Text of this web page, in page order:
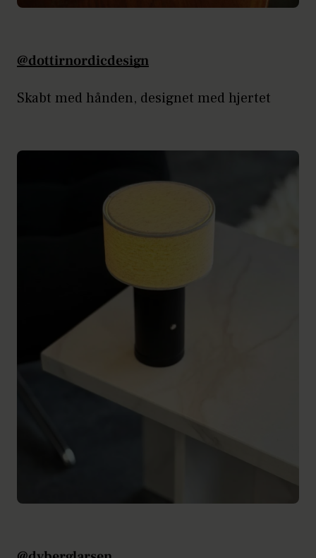
@dottirnordicdesign
Skabt med hånden, designet med hjertet